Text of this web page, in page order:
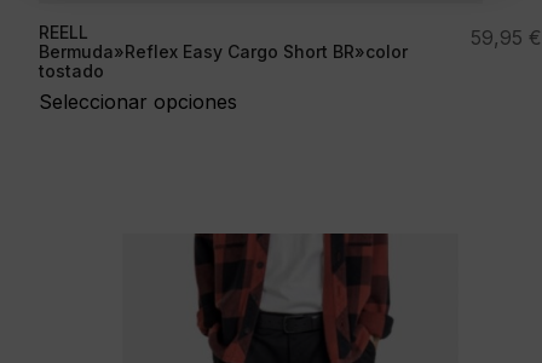
REELL
Bermuda»Reflex Easy Cargo Short BR»color
tostado
Seleccionar opciones
59,95 €